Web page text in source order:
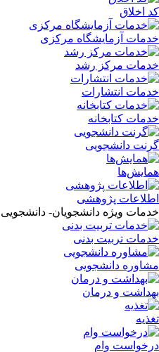
کد اخلاق
خدمات آزمایشگاه مرکزی
خدمات مرکز رشد
خدمات انتشارات
خدمات کتابخانه
گرنت دانشجویی
همایش‌ها
اطلاعات پژوهشی
خدمات ویژه دانشجویان- دانشجویی
خدمات تربیت بدنی
مشاوره دانشجویی
بهداشت و درمان
تغذیه
درخواست وام